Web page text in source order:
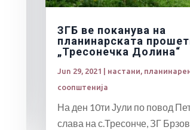
ЗГБ ве поканува на
планинарската
„Тресонечкa Долина“
Jun 29, 2021 настани,
соопштенија
На ден 10ти Јули по повод
слава на с.Тресонче, ЗГ